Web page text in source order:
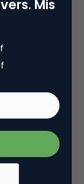
jaar samen
Mis